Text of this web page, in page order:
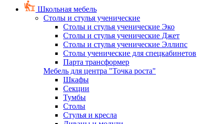
Школьная мебель
Столы и стулья ученические
Столы и стулья ученические Эко
Столы и стулья ученические Джет
Столы и стулья ученические Эллипс
Столы ученические для спецкабинетов
Парта трансформер
Мебель для центра "Точка роста"
Шкафы
Секции
Тумбы
Столы
Стулья и кресла